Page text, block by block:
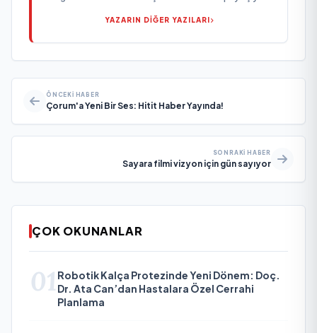
YAZARIN DİĞER YAZILARI
ÖNCEKI HABER
Çorum'a Yeni Bir Ses: Hitit Haber Yayında!
SONRAKI HABER
Sayara filmi vizyon için gün sayıyor
ÇOK OKUNANLAR
01 Robotik Kalça Protezinde Yeni Dönem: Doç.
Dr. Ata Can’dan Hastalara Özel Cerrahi
Planlama